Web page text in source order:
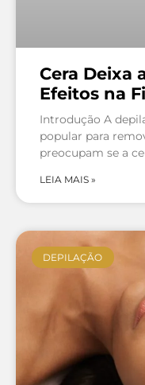
Cera Deixa
Efeitos na
Introdução A
popular para
preocupam se a
LEIA MAIS »
DEPILAÇÃO